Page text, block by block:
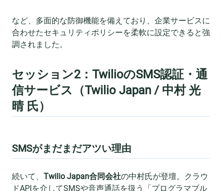
など、多面的な防御機能を備えており、企業サービスに
合わせたセキュリティポリシーを柔軟に設定できると強
調されました。
セッション2：TwilioのSMS認証・通
信サービス（Twilio Japan / 中村 光
晴 氏）
SMSがまだまだアツい理由
続いて、 Twilio Japan合同会社の中村氏が登壇。クラウ
ドAPIを介してSMSや音声通話を扱う「プログラマブル